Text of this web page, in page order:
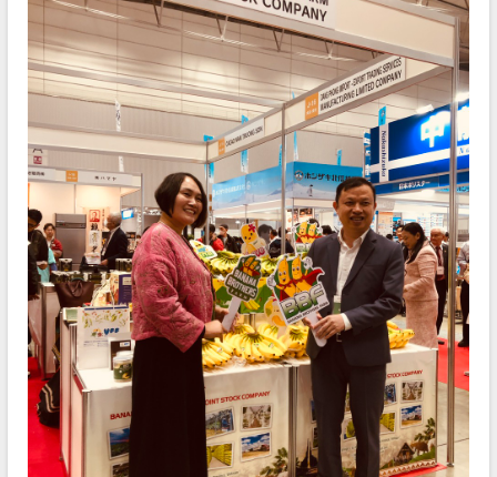
Lễ truy điệu và an táng hài cốt liệt sĩ
tại Nghĩa trang Liệt sĩ xã Sơn Hòa
Bàn giải pháp tháo gỡ khó khăn trong
xuất khẩu sầu riêng và triển khai quy
định EUDR
Thứ trưởng Bộ Nông nghiệp và Môi
trường Nguyễn Hoàng Hiệp khảo sát
vùng trồng và doanh nghiệp đóng gói
sầu riêng tại Đắk Lắk
Trình diễn nghệ thuật chế biến các
món ăn từ sầu riêng
Đắk Lắk công bố Quy hoạch và xúc
tiến đầu tư tỉnh
Ngành cá ngừ Đắk Lắk chủ động thích
ứng để giữ vững thị trường xuất khẩu
Diễn đàn Kinh tế tư nhân Việt Nam đột
phá cơ chế - Hợp tác công tư
Đề án 06 tạo bước ngoặt đột phá trong
cải cách hành chính tỉnh Đắk Lắk
THỐNG KÊ TRUY CẬP
Hôm nay: 23391
Tất cả: 66036131